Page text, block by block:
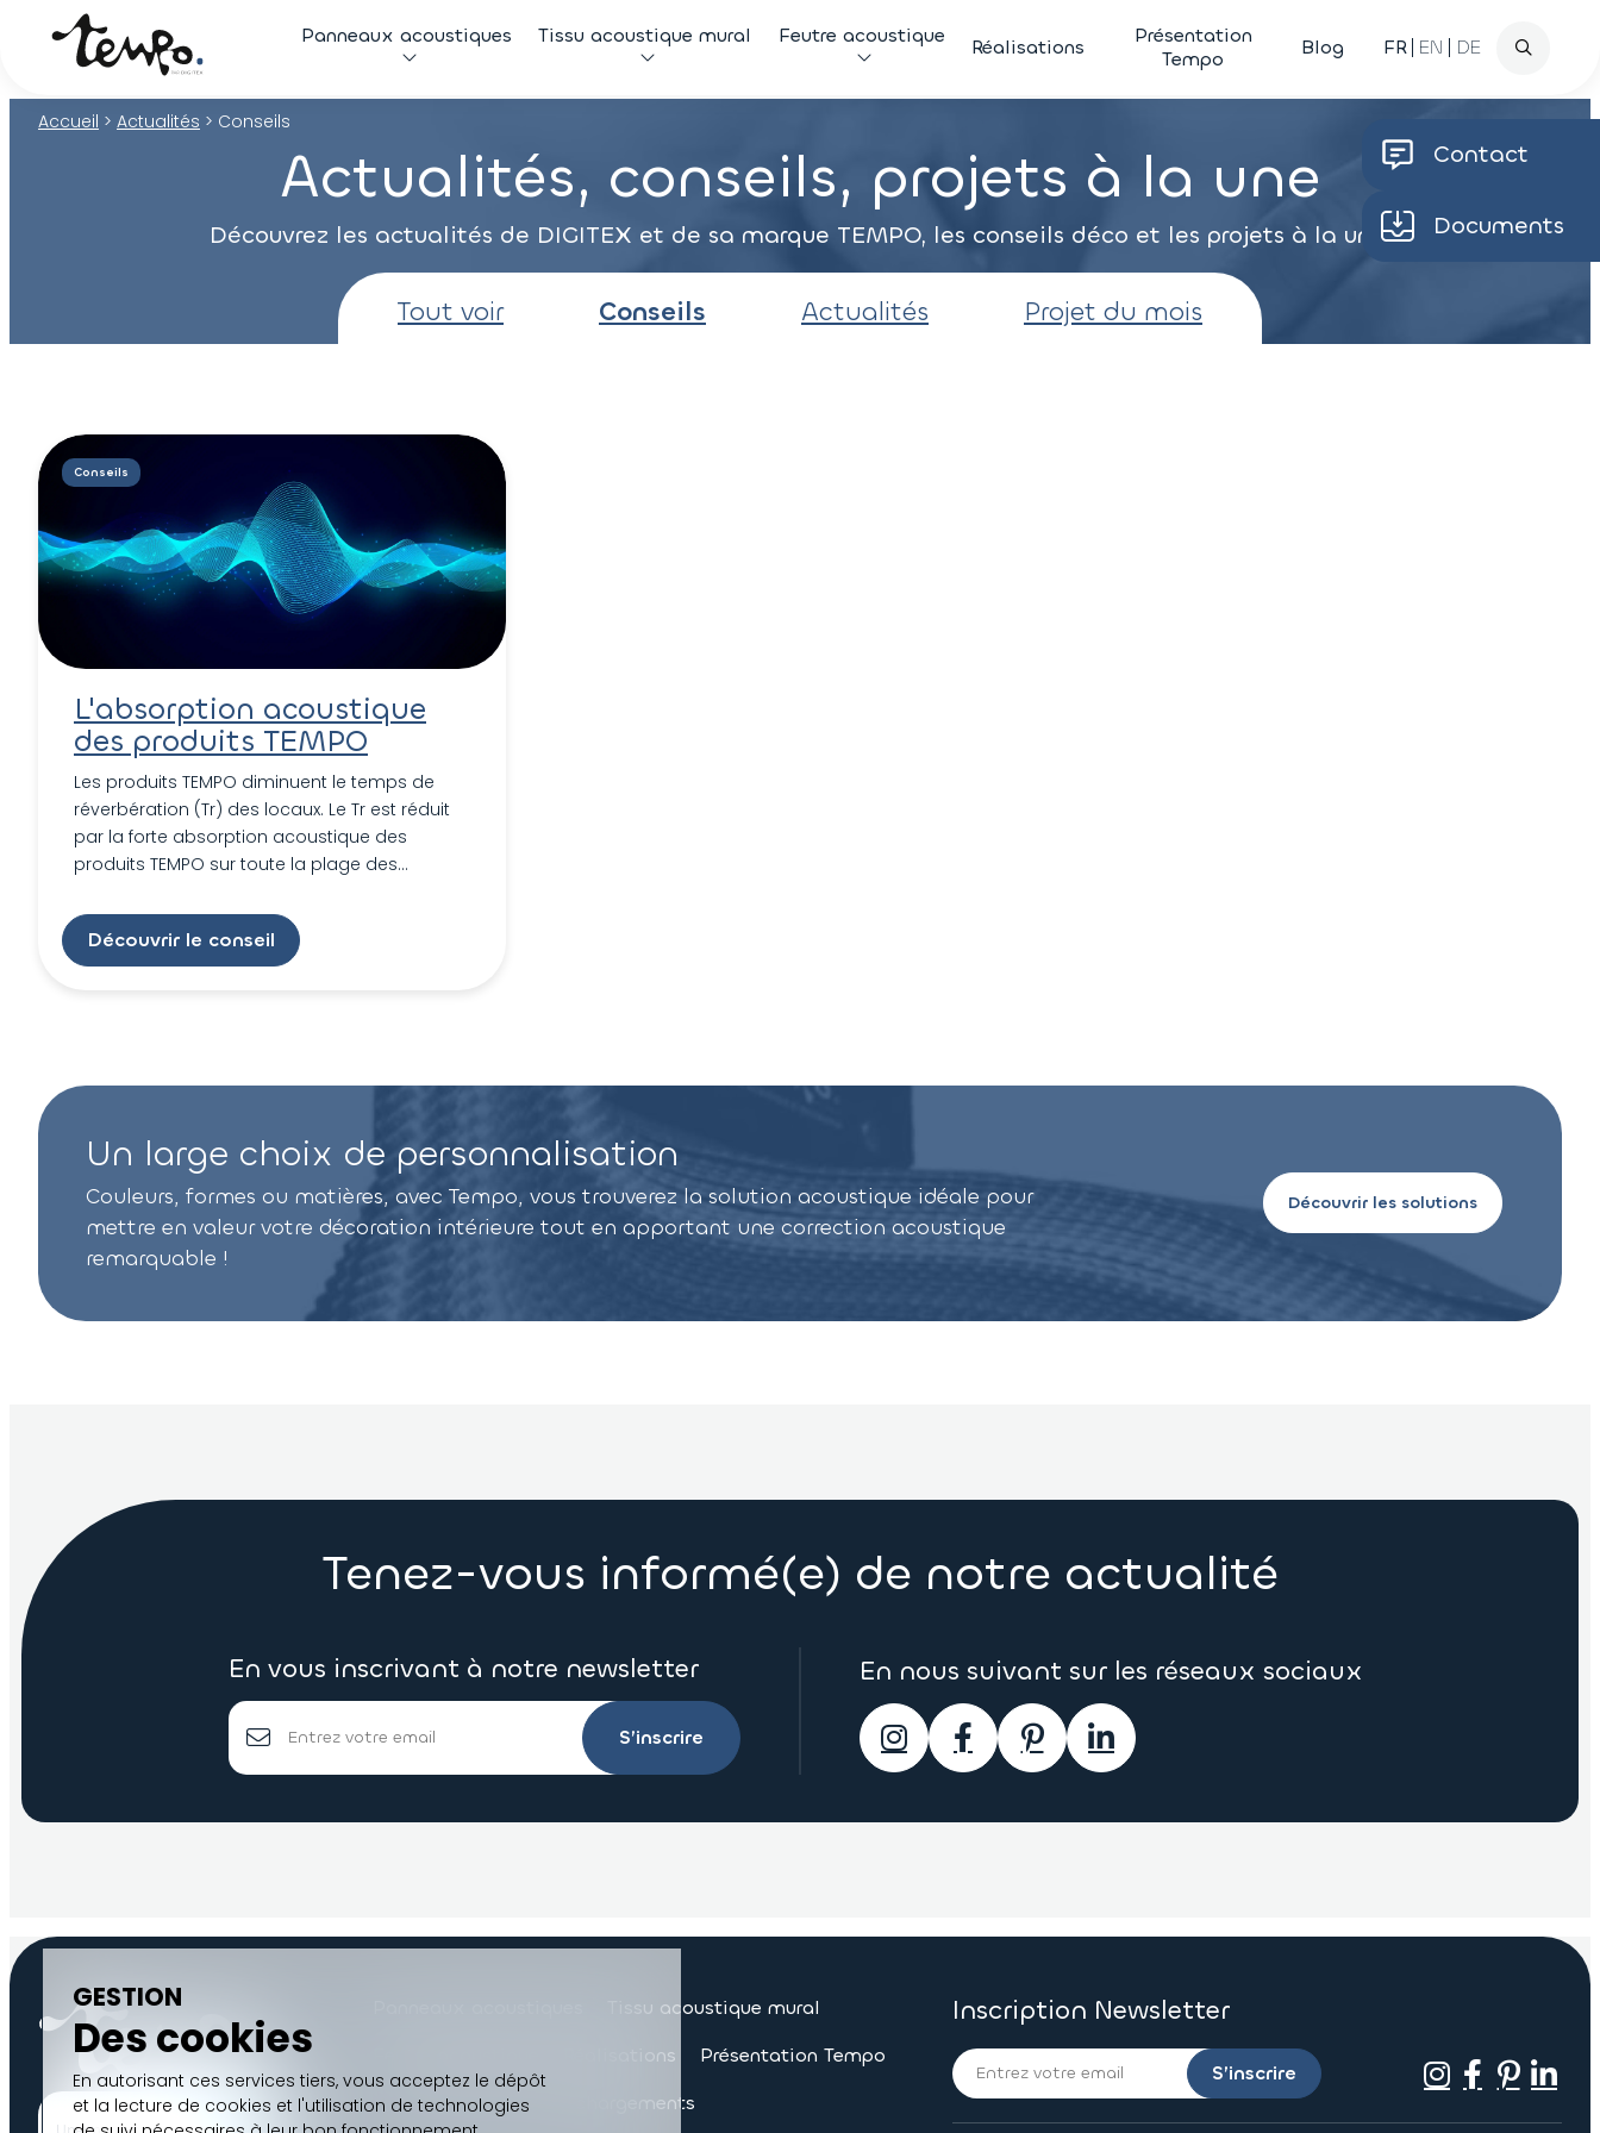
Panneaux acoustiques Tissu acoustique mural Feutre acoustique Réalisations
Présentation
Tempo
Blog FR EN DE
Contact
Documents
Accueil > Actualités > Conseils
Actualités, conseils, projets à la une
Découvrez les actualités de DIGITEX et de sa marque TEMPO, les conseils déco et les projets à la une.
Tout voir Conseils Actualités Projet du mois
Conseils
L'absorption acoustique
des produits TEMPO
Les produits TEMPO diminuent le temps de
réverbération (Tr) des locaux. Le Tr est réduit
par la forte absorption acoustique des
produits TEMPO sur toute la plage des
s’exprime en alpha sabine α s (coefficient
d’absorption acoustique) par fréquence et en
coefficient unique α w (αw = 1 = 100%
Découvrir le conseil
Un large choix de personnalisation
Couleurs, formes ou matières, avec Tempo, vous trouverez la solution acoustique idéale pour
mettre en valeur votre décoration intérieure tout en apportant une correction acoustique
remarquable !
Découvrir les solutions
Tenez-vous informé(e) de notre actualité
En vous inscrivant à notre newsletter
S’inscrire
En nous suivant sur les réseaux sociaux
Tissu acoustique mural
Réalisations
Présentation Tempo
Blog
Contact Téléchargements
Inscription Newsletter
S’inscrire
GESTION
Des cookies
En autorisant ces services tiers, vous acceptez le dépôt
et la lecture de cookies et l'utilisation de technologies